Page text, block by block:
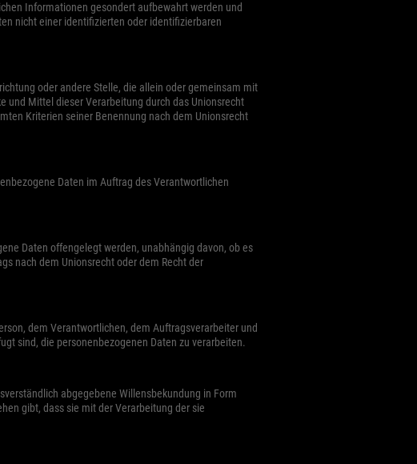
Informationen gesondert aufbewahrt werden und
nicht einer identifizierten oder identifizierbaren
oder andere Stelle, die allein oder gemeinsam mit
und Mittel dieser Verarbeitung durch das Unionsrecht
Kriterien seiner Benennung nach dem Unionsrecht
Daten im Auftrag des Verantwortlichen
Daten offengelegt werden, unabhängig davon, ob es
nach dem Unionsrecht oder dem Recht der
dem Verantwortlichen, dem Auftragsverarbeiter und
sind, die personenbezogenen Daten zu verarbeiten.
abgegebene Willensbekundung in Form
gibt, dass sie mit der Verarbeitung der sie